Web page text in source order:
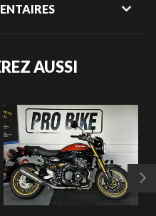
AUSSI